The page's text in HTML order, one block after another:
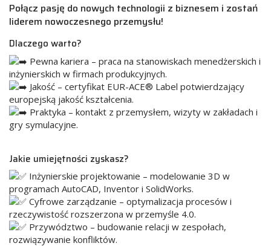
Połącz pasję do nowych technologii z biznesem i zostań
liderem nowoczesnego przemysłu!
Dlaczego warto?
Pewna kariera – praca na stanowiskach menedżerskich i
inżynierskich w firmach produkcyjnych.
Jakość – certyfikat EUR-ACE® Label potwierdzający
europejską jakość kształcenia.
Praktyka – kontakt z przemysłem, wizyty w zakładach i
gry symulacyjne.
Jakie umiejętności zyskasz?
Inżynierskie projektowanie – modelowanie 3D w
programach AutoCAD, Inventor i SolidWorks.
Cyfrowe zarządzanie – optymalizacja procesów i
rzeczywistość rozszerzona w przemyśle 4.0.
Przywództwo – budowanie relacji w zespołach,
rozwiązywanie konfliktów.